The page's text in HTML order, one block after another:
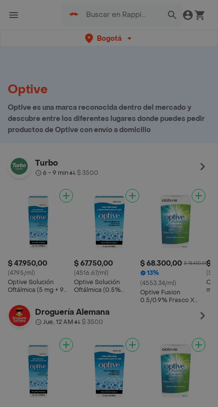
Bogotá
Optive
Optive es una marca reconocida dentro del mercado y
descubre entre los diferentes lugares donde puedes pedir
productos de Optive con envío a domicilio
Turbo
6 - 9 min• $ 3500
$ 47.950,00
(4795/ml)
Optive Solución
Oftálmica (5 mg + 9
$ 67.750,00
(4516.67/ml)
Optive Solución
Oftálmica (0.5%
$ 68.300,00 $ 78.450,00
13%
(4553.34/ml)
Optive Fusion
0.5/0.9% Frasco X
$
Droguería Alemana
Jue, 12 AM• $ 3500